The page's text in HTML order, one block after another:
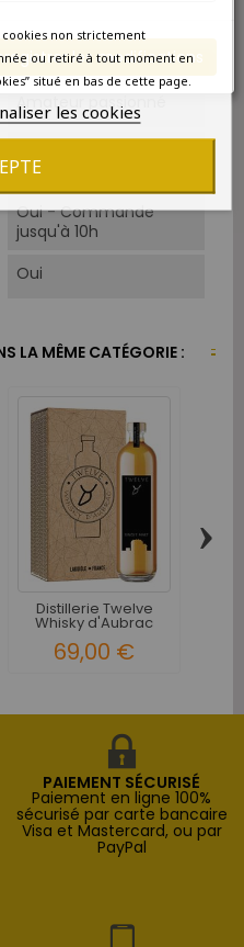
les modifications
43%.
Amateur passionné
heures
Oui - Commande
jusqu'à 10h
Oui
LA MÊME CATÉGORIE :
Distillerie Twelve
Whisky d'Aubrac
Pur...
69,00 €
›
PAIEMENT SÉCURISÉ
Paiement en ligne 100%
sécurisé par carte bancaire
Visa et Mastercard, ou par
PayPal
non strictement
ou retiré à tout moment en
situé en bas de cette page.
les cookies